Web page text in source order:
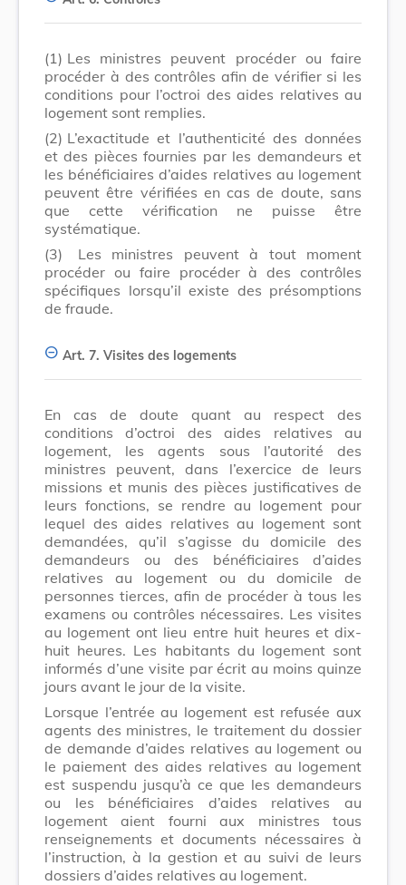
(1) Les ministres peuvent procéder ou faire
procéder à des contrôles afin de vérifier si les
conditions pour l’octroi des aides relatives au
logement sont remplies.
(2) L’exactitude et l’authenticité des données
et des pièces fournies par les demandeurs et
les bénéficiaires d’aides relatives au logement
peuvent être vérifiées en cas de doute, sans
que cette vérification ne puisse être
systématique.
(3)
Les ministres peuvent à tout moment
procéder ou faire procéder à des contrôles
spécifiques lorsqu’il existe des présomptions
de fraude.
Art. 7. Visites des logements
En cas de doute quant au respect des
conditions d’octroi des aides relatives au
logement, les agents sous l’autorité des
ministres peuvent, dans l’exercice de leurs
missions et munis des pièces justificatives de
leurs fonctions, se rendre au logement pour
lequel des aides relatives au logement sont
demandées, qu’il s’agisse du domicile des
demandeurs ou des bénéficiaires d’aides
relatives au logement ou du domicile de
personnes tierces, afin de procéder à tous les
examens ou contrôles nécessaires. Les visites
au logement ont lieu entre huit heures et dix-
huit heures. Les habitants du logement sont
informés d’une visite par écrit au moins quinze
jours avant le jour de la visite.
Lorsque l’entrée au logement est refusée aux
agents des ministres, le traitement du dossier
de demande d’aides relatives au logement ou
le paiement des aides relatives au logement
est suspendu jusqu’à ce que les demandeurs
ou les bénéficiaires d’aides relatives au
logement aient fourni aux ministres tous
renseignements et documents nécessaires à
l’instruction, à la gestion et au suivi de leurs
dossiers d’aides relatives au logement.